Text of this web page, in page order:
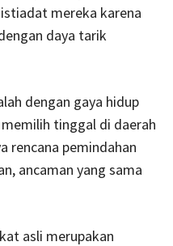
mereka karena
daya tarik
dengan gaya hidup
tinggal di daerah
rencana pemindahan
ancaman yang sama
asli merupakan